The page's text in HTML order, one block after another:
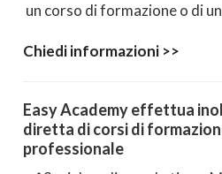
un corso di formazione o di
Chiedi informazioni >>
Easy Academy effettua
diretta di corsi di
professionale